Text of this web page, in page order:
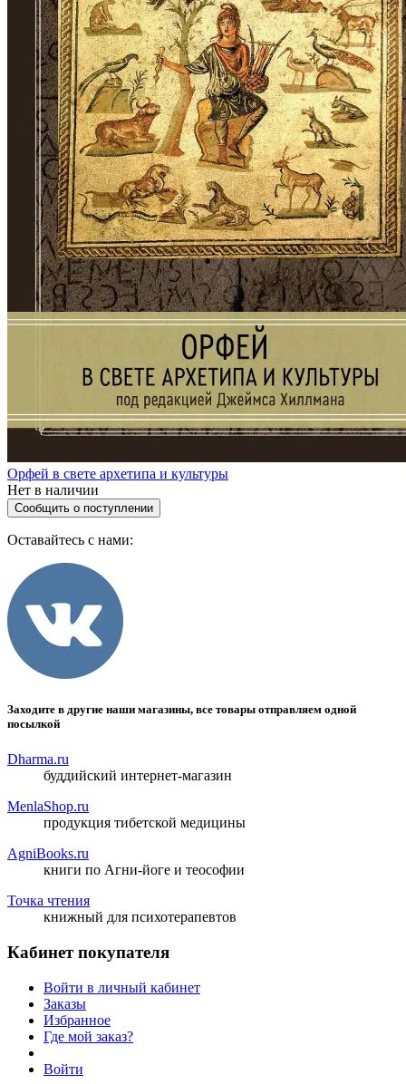
Орфей в свете архетипа и культуры
Нет в наличии
Сообщить о поступлении
Оставайтесь с нами:
Заходите в другие наши магазины, все товары отправляем одной
посылкой
Dharma.ru
буддийский интернет-магазин
MenlaShop.ru
продукция тибетской медицины
AgniBooks.ru
книги по Агни-йоге и теософии
Точка чтения
книжный для психотерапевтов
Кабинет покупателя
Войти в личный кабинет
Заказы
Избранное
Где мой заказ?
Войти